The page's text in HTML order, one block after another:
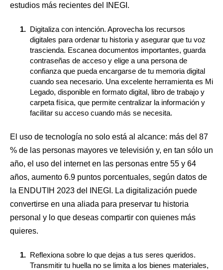
estudios más recientes del INEGI. ​
Digitaliza con intención. Aprovecha los recursos
digitales para ordenar tu historia y asegurar que tu voz
trascienda. Escanea documentos importantes, guarda
contraseñas de acceso y elige a una persona de
confianza que pueda encargarse de tu memoria digital
cuando sea necesario. Una excelente herramienta es Mi
Legado, disponible en formato digital, libro de trabajo y
carpeta física, que permite centralizar la información y
facilitar su acceso cuando más se necesita.
​El uso de tecnología no solo está al alcance: más del 87
% de las personas mayores ve televisión y, en tan sólo un
año, el uso del internet en las personas entre 55 y 64
años, aumento 6.9 puntos porcentuales, según datos de
la ENDUTIH 2023 del INEGI. La digitalización puede
convertirse en una aliada para preservar tu historia
personal y lo que deseas compartir con quienes más
quieres.
Reflexiona sobre lo que dejas a tus seres queridos.
Transmitir tu huella no se limita a los bienes materiales,